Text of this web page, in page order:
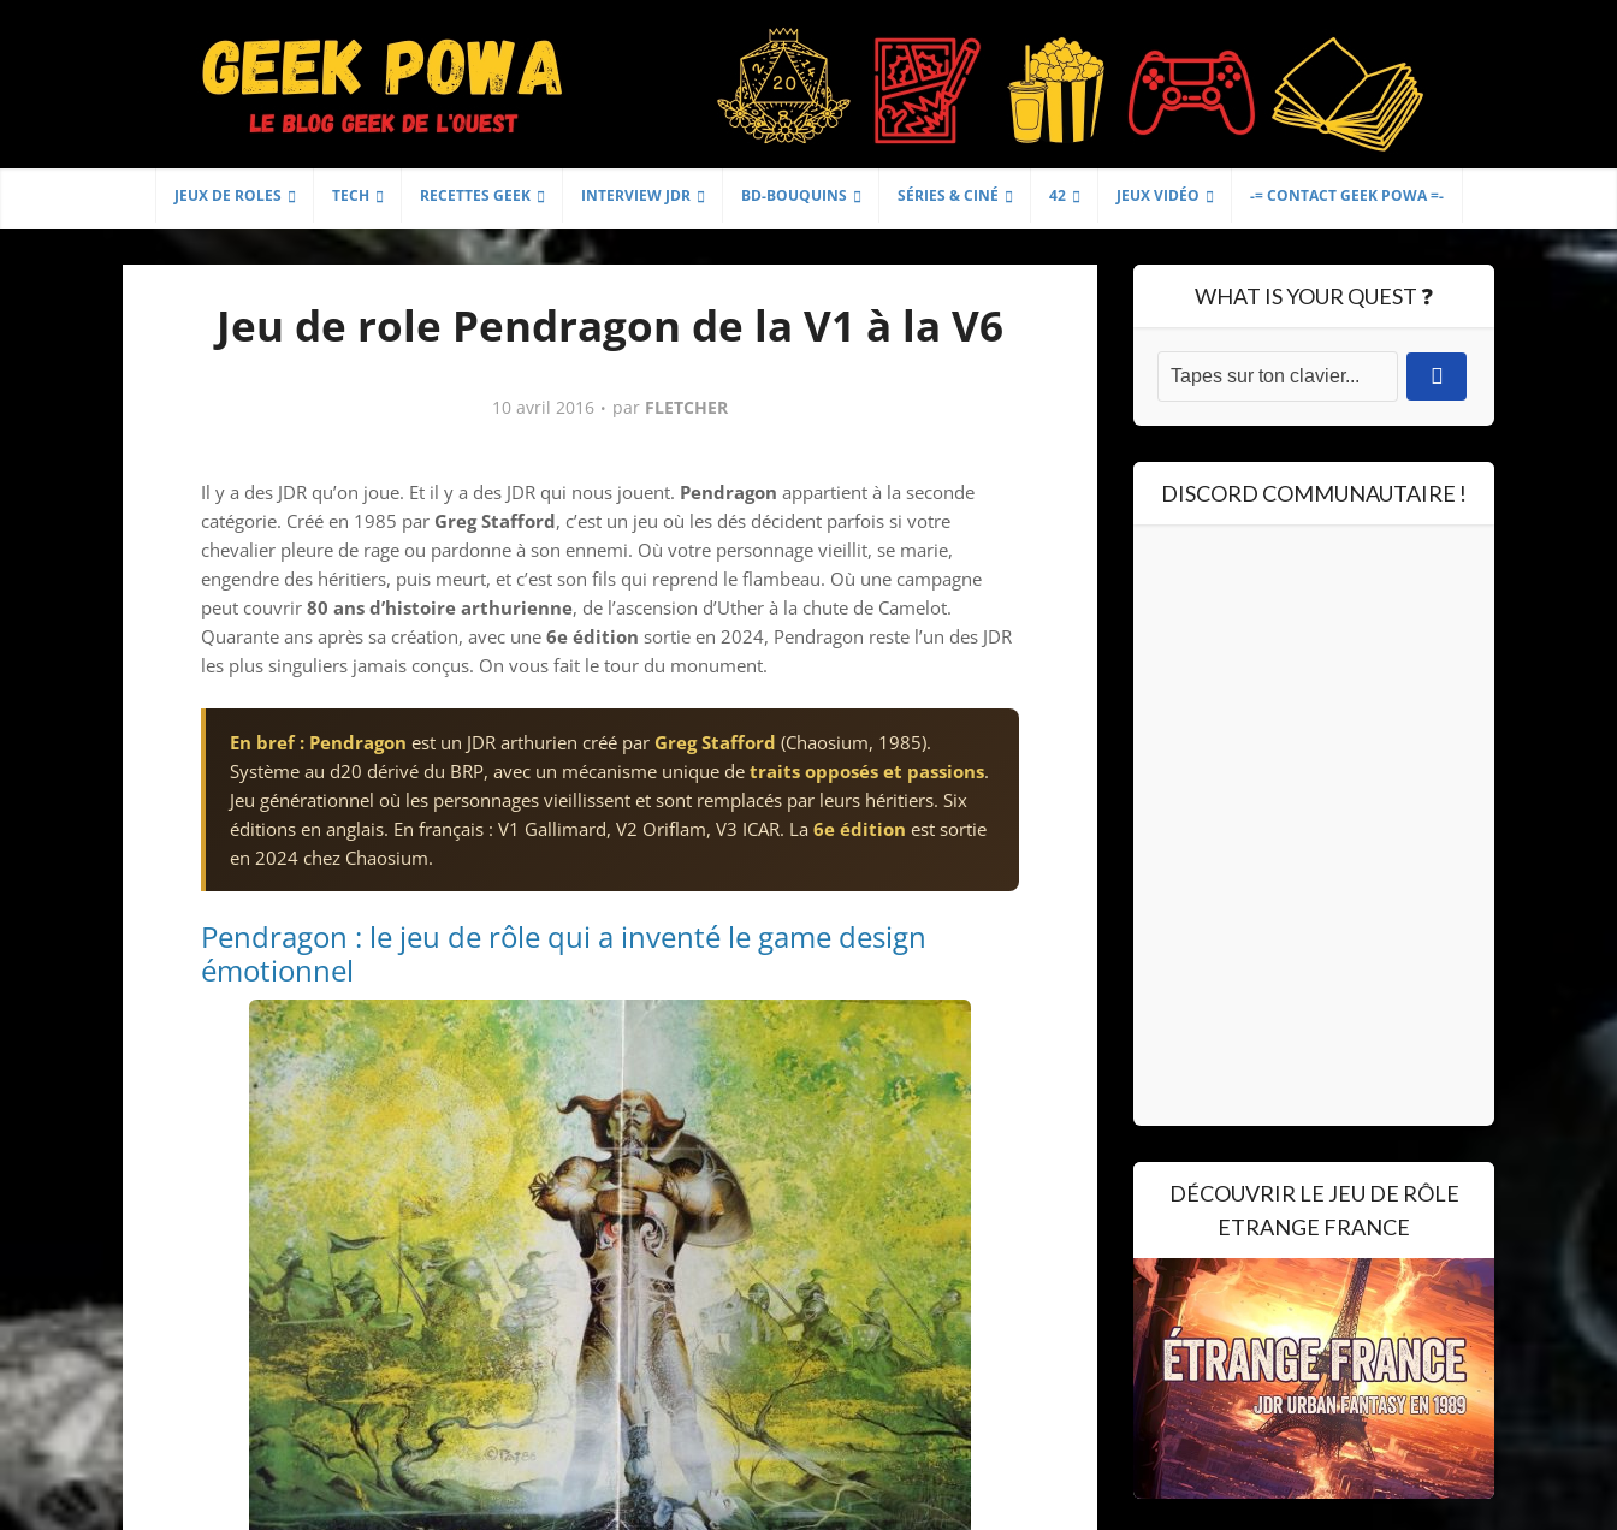
JEUX DE ROLES TECH RECETTES GEEK INTERVIEW JDR BD-BOUQUINS SÉRIES & CINÉ 42 JEUX VIDÉO -= CONTACT GEEK POWA =-
Jeu de role Pendragon de la V1 à la V6
10 avril 2016 par FLETCHER
Il y a des JDR qu’on joue. Et il y a des JDR qui nous jouent. Pendragon appartient à la seconde
catégorie. Créé en 1985 par Greg Stafford, c’est un jeu où les dés décident parfois si votre
chevalier pleure de rage ou pardonne à son ennemi. Où votre personnage vieillit, se marie,
engendre des héritiers, puis meurt, et c’est son fils qui reprend le flambeau. Où une campagne
peut couvrir 80 ans d’histoire arthurienne, de l’ascension d’Uther à la chute de Camelot.
Quarante ans après sa création, avec une 6e édition sortie en 2024, Pendragon reste l’un des JDR
les plus singuliers jamais conçus. On vous fait le tour du monument.
En bref : Pendragon est un JDR arthurien créé par Greg Stafford (Chaosium, 1985).
Système au d20 dérivé du BRP, avec un mécanisme unique de traits opposés et passions.
Jeu générationnel où les personnages vieillissent et sont remplacés par leurs héritiers. Six
éditions en anglais. En français : V1 Gallimard, V2 Oriflam, V3 ICAR. La 6e édition est sortie
en 2024 chez Chaosium.
Pendragon : le jeu de rôle qui a inventé le game design
émotionnel
WHAT IS YOUR QUEST ❓
DISCORD COMMUNAUTAIRE !
DÉCOUVRIR LE JEU DE RÔLE
ETRANGE FRANCE